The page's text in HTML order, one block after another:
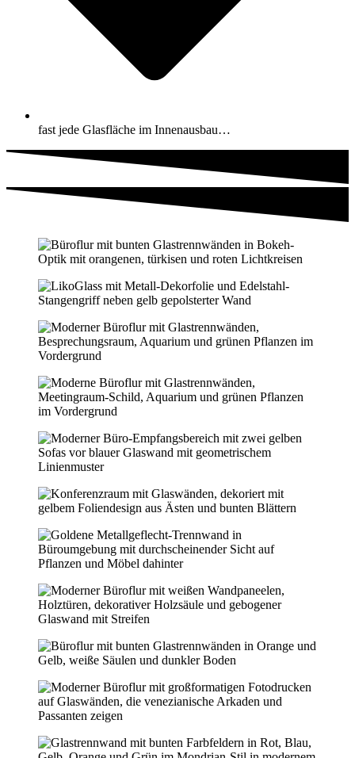
fast jede Glasfläche im Innenausbau…